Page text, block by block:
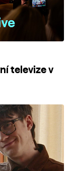
televize v